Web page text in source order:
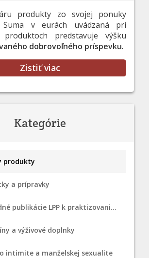
produkty zo svojej ponuky
v eurách uvádzaná pri
produktoch predstavuje výšku
dobrovoľného príspevku.
Zistiť viac
Kategórie
produkty
a prípravky
Základné publikácie LPP k praktizovaniu STM
a výživové doplnky
intimite a manželskej sexualite